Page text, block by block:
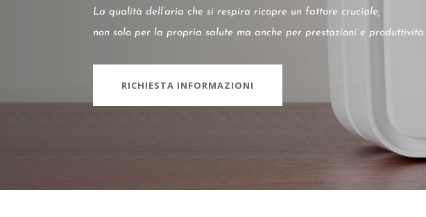
La qualità dell’aria che si respira ricopre un fattore cruciale,
non solo per la propria salute ma anche per prestazioni e produttività.
RICHIESTA INFORMAZIONI